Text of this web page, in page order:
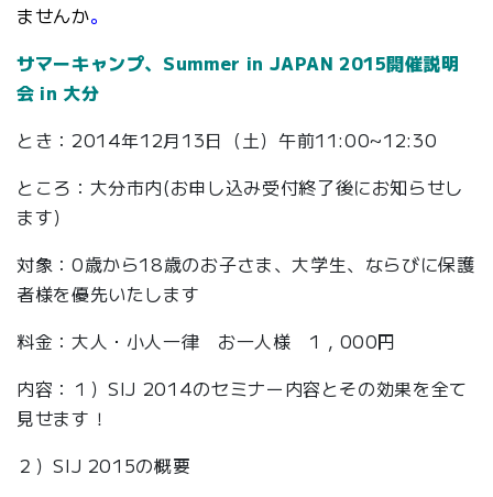
ませんか。
サマーキャンプ、Summer in JAPAN 2015開催説明
会 in 大分
とき：2014年12月13日（土）午前11:00~12:30
ところ：大分市内(お申し込み受付終了後にお知らせし
ます）
対象：0歳から18歳のお子さま、大学生、ならびに保護
者様を優先いたします
料金：大人・小人一律 お一人様 1，000円
内容：１）SIJ 2014のセミナー内容とその効果を全て
見せます！
２）SIJ 2015の概要